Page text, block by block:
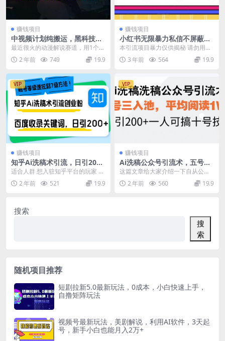
赚钱项目
中视频计划纯搬运，黑科技一
键去重过原创，新手小白福
音，轻松日入大几百
最近很火的动漫解说赛道，用1个超
牛的去重软件，咱们能轻松搬运内
容，然后再进行二次...
2 年前 749 19.9
赚钱项目
小红书无限暴力私信不屏蔽，
无限多开脚本【仅揭秘】
本引流项目暴力仅供揭秘 请勿用于
任何非法操作 一切后果与本站无关
资源下载地址
3 年前 564 19.9
VIP
赚钱项目
知乎Ai洗稿术引流，日引200
+创业粉，文章轻松进百度搜
索页，账号等级速
适合人群 想入驻知乎平台的玩家 想
成为一名优秀的答主 想在知乎尽显
才华，实现精准...
2 年前 521 19.9
VIP
赚钱项目
Ai洗稿公众号引流术，五号三
入池，平均阅读1W+，日引20
0+一人可搞十号技术
这篇文章给大家介绍一下自从公众
号改规则后，搬运文章引流创业
粉，轻松上手小白也能做...
2 年前 560 19.9
搜索
搜
索
随机项目推荐
短剧拉新5.0最新玩法，0成本，小白快速上手，
自撸矩阵玩法
视频号最新玩法，美剧解说，利用AI软件，3天起
号，新手小白也能月入2万+